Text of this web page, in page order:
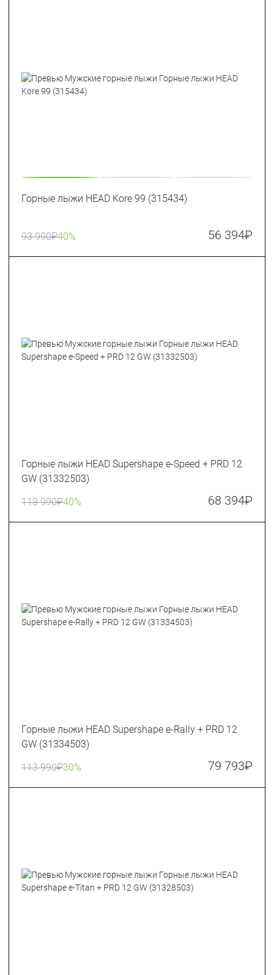
Горные лыжи HEAD Kore 99 (315434)
93 990₽40% 56 394₽
Горные лыжи HEAD Supershape e-Speed + PRD 12
GW (31332503)
113 990₽40% 68 394₽
Горные лыжи HEAD Supershape e-Rally + PRD 12
GW (31334503)
113 990₽30% 79 793₽